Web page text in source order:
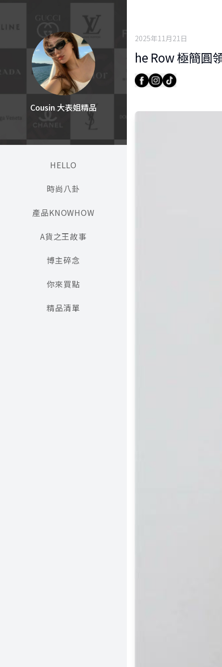
Cousin 大表姐精品
HELLO
時尚八卦
產品KNOWHOW
A貨之王故事
博主碎念
你來買點
精品清單
2025年11月21日
he Row 極簡圓